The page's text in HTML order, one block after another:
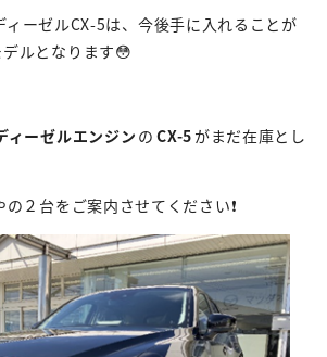
ーゼルCX-5は、今後手に入れることが
ルとなります😳
ィーゼルエンジン の CX-5 がまだ在庫とし
２台をご案内させてください❗